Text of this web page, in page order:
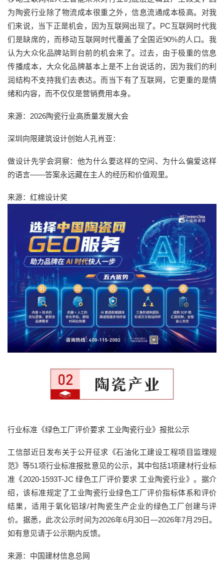
为陶瓷行业除了物流成本很重之外，信息流通成本极高。对我
们来说，当下正是机会，因为互联网出现了。PC互联网时代我
们是缺席的，而移动互联网时代覆盖了全国近90%的人口。我
认为大众化品牌站到台前的机会来了。过去，由于极重的信息
传播成本，大众化品牌基本上是不上台说话的，因为我们的利
润结构不支持我们去表达。而当下有了互联网，它更重的是情
绪和内容，而不仅仅是营销费用本身。
来源：2026陶瓷行业高质量发展大会
深圳向限建筑设计创始人孔肖亚：
做设计先学会洞察：他为什么要这样的空间、为什么偏爱这样
的语言——答案永远藏在主人的经历和价值观里。
来源：红棉设计奖
行业标准《绿色工厂评价要求 工业陶瓷行业》报批公示
工信部近日发布关于公开征求《石油化工建设工程项目监理规
范》等51项行业标准报批意见的公示，其中包括1项建材行业标
准《2020-1593T-JC 绿色工厂评价要求 工业陶瓷行业》。据介
绍，该标准规定了工业陶瓷行业绿色工厂评价指标体系和评价
结果，适用于氧化铝球/衬陶瓷生产企业的绿色工厂创建与评
价。据悉，此次公示时间为2026年6月30日—2026年7月29日。
如有意见请于公示期内反馈。
来源：中国建材信息总网